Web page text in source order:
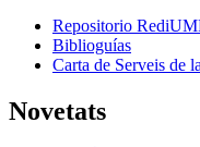
Repositorio
Biblioguías
Carta de Serveis de
Novetats